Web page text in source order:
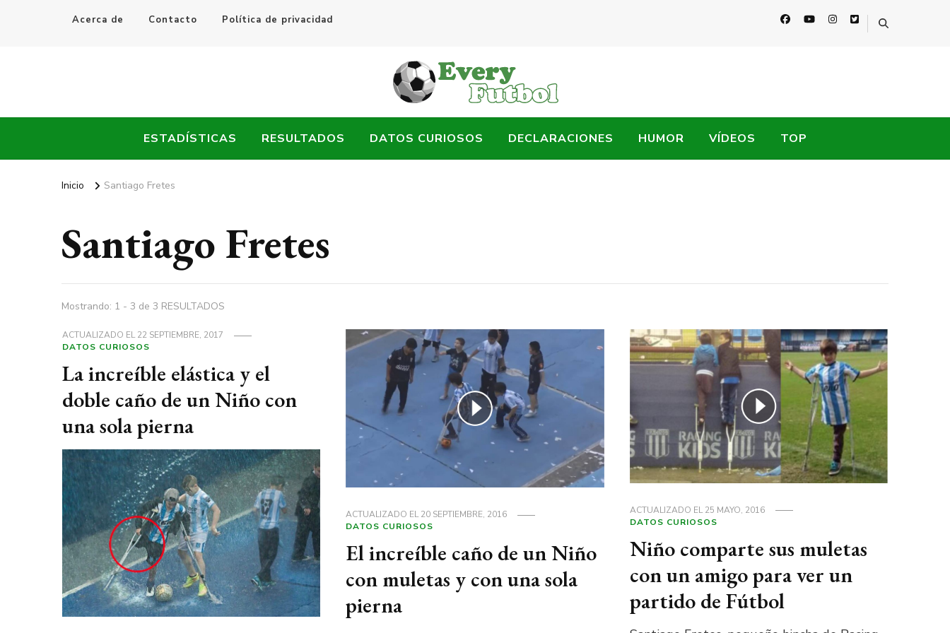
Acerca de Contacto Política de privacidad
Every Fútbol
ESTADÍSTICAS RESULTADOS DATOS CURIOSOS DECLARACIONES HUMOR VÍDEOS TOP
Inicio Santiago Fretes
Santiago Fretes
Mostrando: 1 - 3 de 3 RESULTADOS
ACTUALIZADO EL22 SEPTIEMBRE, 2017
DATOS CURIOSOS
La increíble elástica y el
doble caño de un Niño con
una sola pierna
ACTUALIZADO EL20 SEPTIEMBRE, 2016
DATOS CURIOSOS
El increíble caño de un Niño
con muletas y con una sola
pierna
ACTUALIZADO EL25 MAYO, 2016
DATOS CURIOSOS
Niño comparte sus muletas
con un amigo para ver un
partido de Fútbol